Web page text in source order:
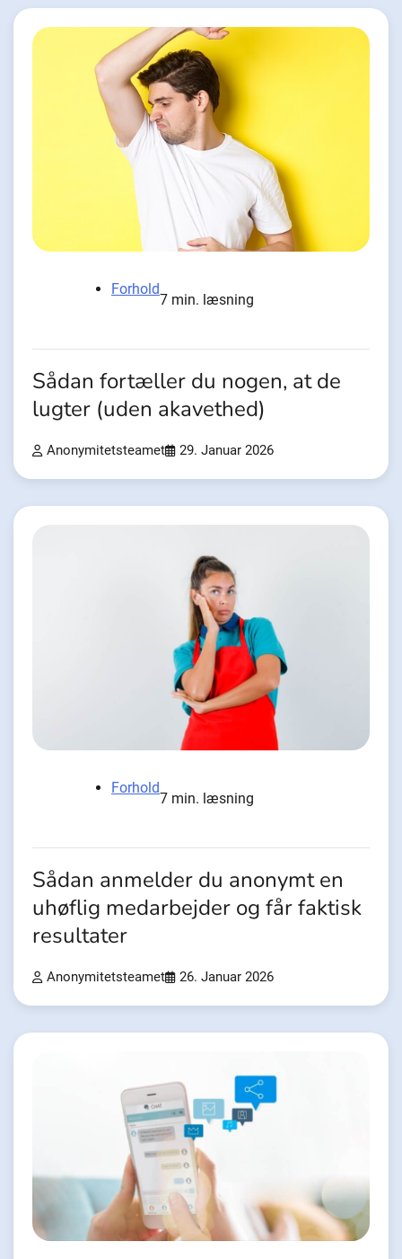
Forhold
7 min. læsning
Sådan fortæller du nogen, at de
lugter (uden akavethed)
Anonymitetsteamet 29. Januar 2026
Forhold
7 min. læsning
Sådan anmelder du anonymt en
uhøflig medarbejder og får faktisk
resultater
Anonymitetsteamet 26. Januar 2026